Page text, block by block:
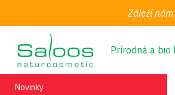
Záleží
Prírodná a bio
Novinky